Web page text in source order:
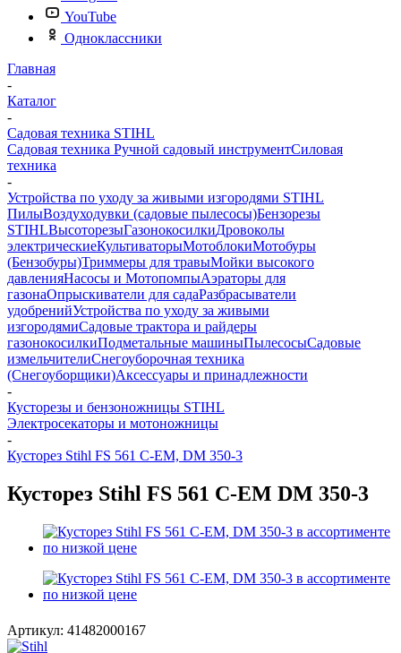
YouTube
Одноклассники
Главная
-
Каталог
-
Садовая техника STIHL
Садовая техника Ручной садовый инструментСиловая
техника
-
Устройства по уходу за живыми изгородями STIHL
ПилыВоздуходувки (садовые пылесосы)Бензорезы
STIHLВысоторезыГазонокосилкиДровоколы
электрическиеКультиваторыМотоблокиМотобуры
(Бензобуры)Триммеры для травыМойки высокого
давленияНасосы и МотопомпыАэраторы для
газонаОпрыскиватели для садаРазбрасыватели
удобренийУстройства по уходу за живыми
изгородямиСадовые трактора и райдеры
газонокосилкиПодметальные машиныПылесосыСадовые
измельчителиСнегоуборочная техника
(Снегоуборщики)Аксессуары и принадлежности
-
Кусторезы и бензоножницы STIHL
Электросекаторы и мотоножницы
-
Кусторез Stihl FS 561 C-EM, DM 350-3
Кусторез Stihl FS 561 C-EM DM 350-3
Артикул: 41482000167